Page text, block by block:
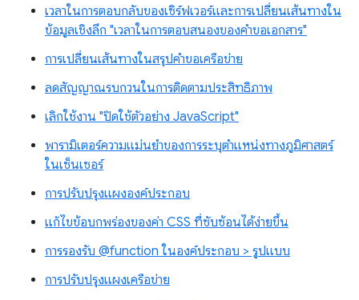
เวลาในการตอบกลับของเซิร์ฟเวอร์และการเปลี่ยนเส้นทางใน
ข้อมูลเชิงลึก "เวลาในการตอบสนองของคำขอเอกสาร"
การเปลี่ยนเส้นทางในสรุปคำขอเครือข่าย
ลดสัญญาณรบกวนในการติดตามประสิทธิภาพ
เลิกใช้งาน "ปิดใช้ตัวอย่าง JavaScript"
พารามิเตอร์ความแม่นยำของการระบุตำแหน่งทางภูมิศาสตร์
ในเซ็นเซอร์
การปรับปรุงแผงองค์ประกอบ
แก้ไขข้อบกพร่องของค่า CSS ที่ซับซ้อนได้ง่ายขึ้น
การรองรับ @function ในองค์ประกอบ > รูปแบบ
การปรับปรุงแผงเครือข่าย